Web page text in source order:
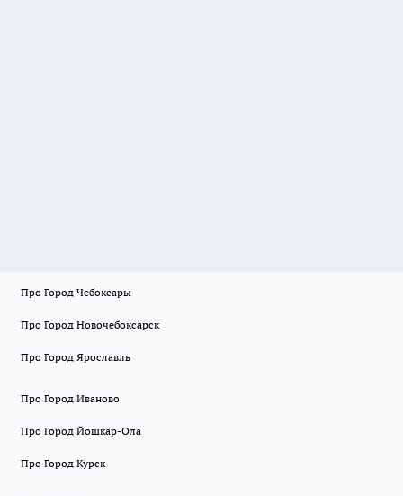
Про Город Чебоксары
Про Город Новочебоксарск
Про Город Ярославль
Про Город Иваново
Про Город Йошкар-Ола
Про Город Курск